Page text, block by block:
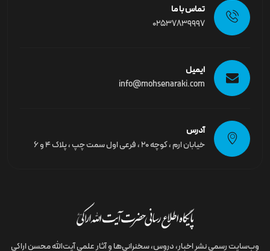
تماس با ما
02537839997
ایمیل
info@mohsenaraki.com
آدرس
خیابان ارم ، کوچه ۲۰ ، فرعی اول سمت چپ ، پلاک ۴ و ۶
وب‌سایت رسمى نشر اخبار، دروس، سخنرانی‌ها و آثار علمی آیت‌الله محسن اراکی